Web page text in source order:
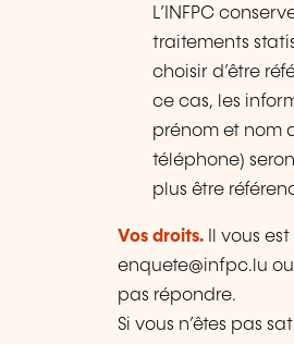
L’INFPC
traitements
choisir d’être
ce cas, les
prénom et nom
téléphone)
plus être
Vos droits. Il vous
enquete@infpc.lu
pas répondre.
Si vous n’êtes pas